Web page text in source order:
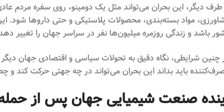
طرف دیگر، این بحران می‌تواند مثل یک دومینو، روی سفره مردم
مواد بسته‌بندی، محصولات پلاستیکی و حتی داروها شود. این
باشد و زندگی روزمره میلیون‌ها نفر در سراسر جهان را تغییر
چنین شرایطی، نگاه دقیق به تحولات سیاسی و اقتصادی جهان دیگر
باید بداند این بحران می‌تواند در چه جهتی حرکت کند و
صنعت شیمیایی جهان پس از حمله